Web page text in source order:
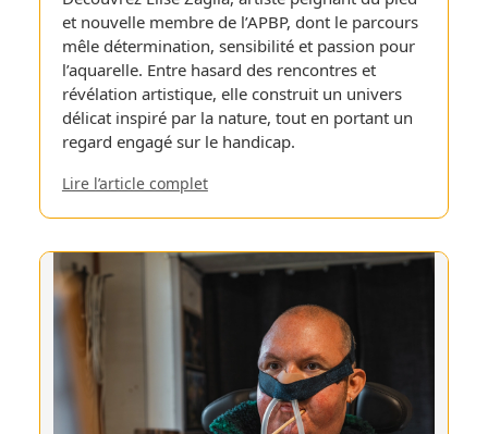
et nouvelle membre de l’APBP, dont le parcours
mêle détermination, sensibilité et passion pour
l’aquarelle. Entre hasard des rencontres et
révélation artistique, elle construit un univers
délicat inspiré par la nature, tout en portant un
regard engagé sur le handicap.
Lire l’article complet